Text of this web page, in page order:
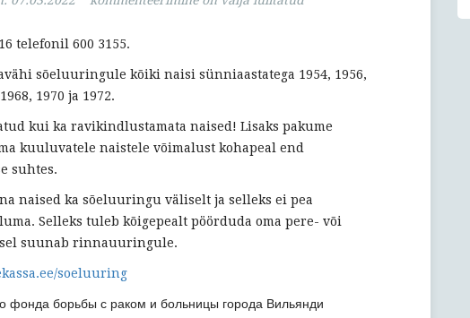
28.03-
telefonil 600 3155.
sõeluuringule kõiki naisi sünniaastatega 1954, 1956,
1970 ja 1972.
kui ka ravikindlustamata naised! Lisaks pakume
kuuluvatele naistele võimalust kohapeal end
suhtes.
naised ka sõeluuringu väliselt ja selleks ei pea
Selleks tuleb kõigepealt pöörduda oma pere- või
suunab rinnauuringule.
soeluuring
фонда борьбы с раком и больницы города Вильянди